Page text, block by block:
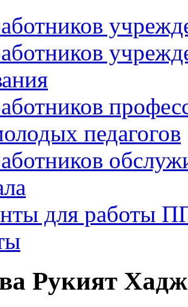
педагогов
для работы
Рукият